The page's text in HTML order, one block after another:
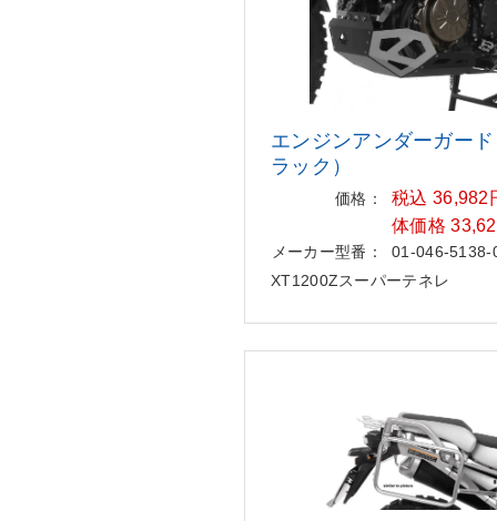
エンジンアンダーガー
ラック ）
価格：
税込 36,982
体価格
メーカー型番：
01-046-5138-
XT1200Zスーパーテネレ